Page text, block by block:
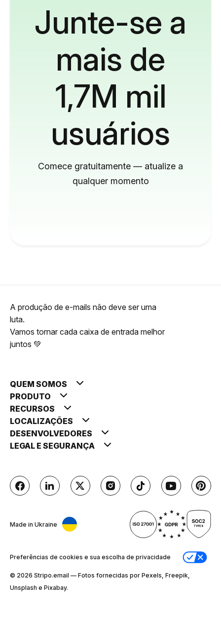
Junte-se a
mais de
1,7M mil
usuários
Comece gratuitamente — atualize a
qualquer momento
A produção de e-mails não deve ser uma
luta.
Vamos tornar cada caixa de entrada melhor
juntos 💚
QUEM SOMOS
PRODUTO
RECURSOS
LOCALIZAÇÕES
DESENVOLVEDORES
LEGAL E SEGURANÇA
Made in Ukraine
Preferências de cookies e sua escolha de privacidade
© 2026 Stripо.email — Fotos fornecidas por Pexels, Freepik,
Unsplash e Pixabay.